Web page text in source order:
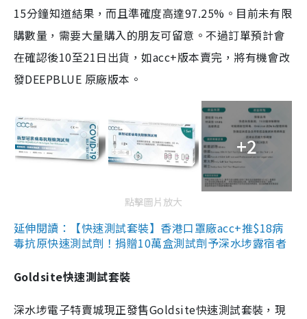
15分鐘知道結果，而且準確度高達97.25%。目前未有限
購數量，需要大量購入的朋友可留意。不過訂單預計會
在確認後10至21日出貨，如acc+版本賣完，將有機會改
發DEEPBLUE 原廠版本。
+2
點擊圖片放大
延伸閱讀：【快速測試套裝】香港口罩廠acc+推$18病
毒抗原快速測試劑！捐贈10萬盒測試劑予深水埗露宿者
Goldsite快速測試套裝
深水埗電子特賣城現正發售Goldsite快速測試套裝，現